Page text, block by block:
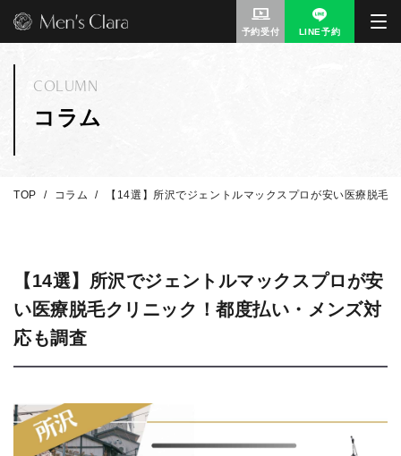
予約受付 LINE予約
コラム
COLUMN
TOP コラム 【14選】所沢でジェントルマックスプロが安い医療脱毛
【14選】所沢でジェントルマックスプロが安
い医療脱毛クリニック！都度払い・メンズ対
応も調査